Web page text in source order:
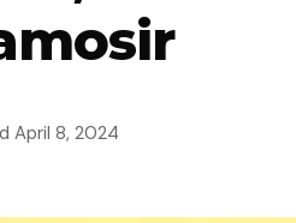
April 8, 2024